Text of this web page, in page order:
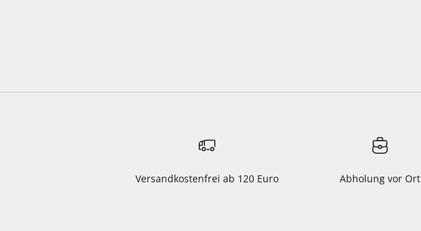
Versandkostenfrei ab 120 Euro Abholung vor Ort